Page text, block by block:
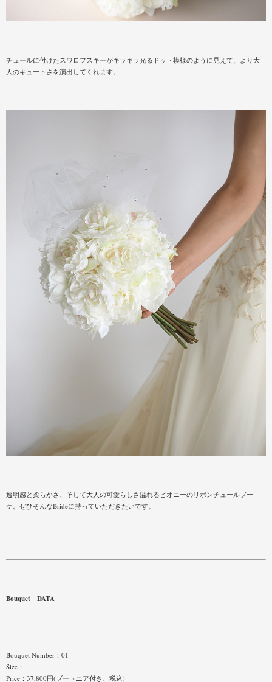
チュールに付けたスワロフスキーがキラキラ光るドット模様のように見えて、より大
人のキュートさを演出してくれます。
透明感と柔らかさ、そして大人の可愛らしさ溢れるピオニーのリボンチュールブー
ケ。ぜひそんなBrideに持っていただきたいです。
Bouquet DATA
Bouquet Number：01
Size：
Price：37,800円(ブートニア付き、税込)